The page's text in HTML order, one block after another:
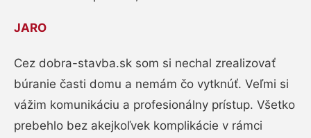
JARO
Cez dobra-stavba.sk som si nechal zrealizovať
búranie časti domu a nemám čo vytknúť. Veľmi si
vážim komunikáciu a profesionálny prístup. Všetko
prebehlo bez akejkoľvek komplikácie v rámci